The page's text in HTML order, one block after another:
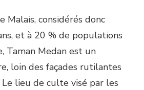
Malais, considérés donc
et à 20 % de populations
Taman Medan est un
loin des façades rutilantes
Le lieu de culte visé par les